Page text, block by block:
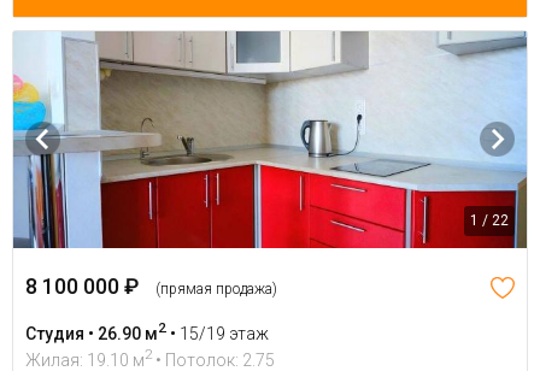
1 / 22
8 100 000 ₽ (прямая продажа)
Студия • 26.90 м2 • 15/19 этаж
Жилая: 19.10 м2 • Потолок: 2.75